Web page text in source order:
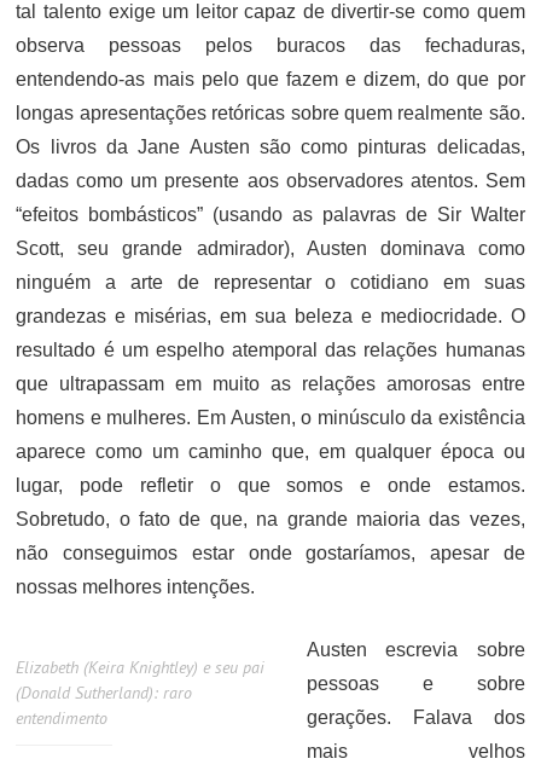
tal talento exige um leitor capaz de divertir-se como quem
observa pessoas pelos buracos das fechaduras,
entendendo-as mais pelo que fazem e dizem, do que por
longas apresentações retóricas sobre quem realmente são.
Os livros da Jane Austen são como pinturas delicadas,
dadas como um presente aos observadores atentos. Sem
“efeitos bombásticos” (usando as palavras de Sir Walter
Scott, seu grande admirador), Austen dominava como
ninguém a arte de representar o cotidiano em suas
grandezas e misérias, em sua beleza e mediocridade. O
resultado é um espelho atemporal das relações humanas
que ultrapassam em muito as relações amorosas entre
homens e mulheres. Em Austen, o minúsculo da existência
aparece como um caminho que, em qualquer época ou
lugar, pode refletir o que somos e onde estamos.
Sobretudo, o fato de que, na grande maioria das vezes,
não conseguimos estar onde gostaríamos, apesar de
nossas melhores intenções.
Elizabeth (Keira Knightley) e seu pai
(Donald Sutherland): raro
entendimento
Austen escrevia sobre
pessoas e sobre
gerações. Falava dos
mais velhos